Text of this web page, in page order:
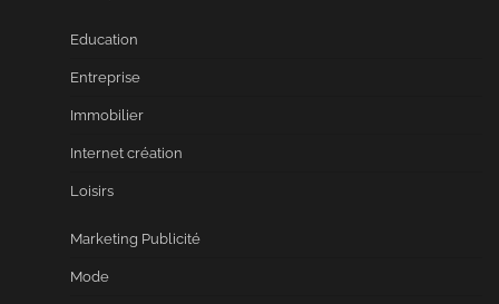
Education
Entreprise
Immobilier
Internet création
Loisirs
Marketing Publicité
Mode